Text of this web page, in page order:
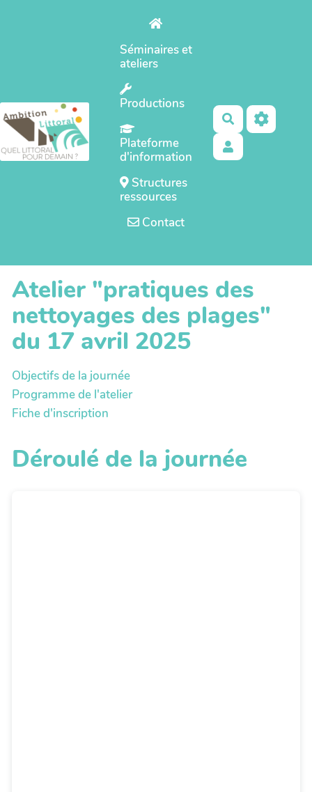
Séminaires et
ateliers
Productions
Plateforme
d'information
Structures
ressources
Contact
Rechercher
Atelier "pratiques des
nettoyages des plages"
du 17 avril 2025
Objectifs de la journée
Programme de l'atelier
Fiche d'inscription
Déroulé de la journée